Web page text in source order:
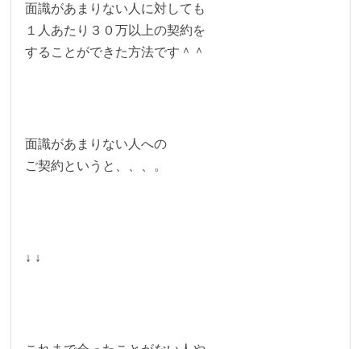
面識があまりない人に対しても
１人あたり３０万以上の契約を
することができた方法です＾＾
面識があまりない人への
ご契約というと、、、。
↓ ↓